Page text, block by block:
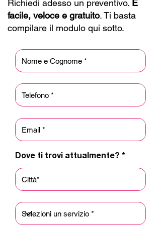
percorso su misura e
trasparente.
Richiedi adesso un preventivo. È
facile, veloce e gratuito. Ti basta
compilare il modulo qui sotto.
Dove ti trovi attualmente?